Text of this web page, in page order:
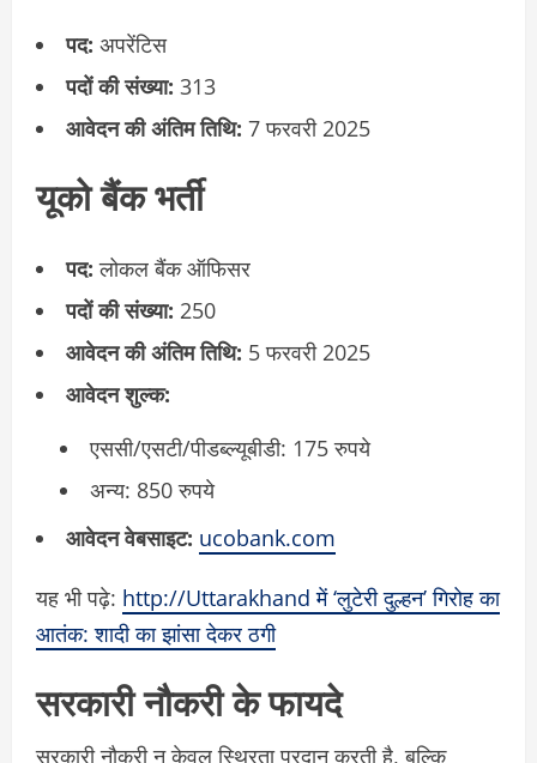
पद: अपरेंटिस
पदों की संख्या: 313
आवेदन की अंतिम तिथि: 7 फरवरी 2025
यूको बैंक भर्ती
पद: लोकल बैंक ऑफिसर
पदों की संख्या: 250
आवेदन की अंतिम तिथि: 5 फरवरी 2025
आवेदन शुल्क:
एससी/एसटी/पीडब्ल्यूबीडी: 175 रुपये
अन्य: 850 रुपये
आवेदन वेबसाइट: ucobank.com
यह भी पढ़े: http://Uttarakhand में ‘लुटेरी दुल्हन’ गिरोह का
आतंक: शादी का झांसा देकर ठगी
सरकारी नौकरी के फायदे
सरकारी नौकरी न केवल स्थिरता प्रदान करती है, बल्कि